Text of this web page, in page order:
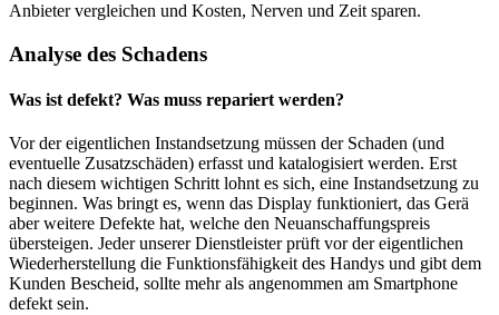
Anbieter vergleichen und Kosten, Nerven und Zeit sparen.
Analyse des Schadens
Was ist defekt? Was muss repariert werden?
Vor der eigentlichen Instandsetzung müssen der Schaden (und
eventuelle Zusatzschäden) erfasst und katalogisiert werden. Erst
nach diesem wichtigen Schritt lohnt es sich, eine Instandsetzung zu
beginnen. Was bringt es, wenn das Display funktioniert, das Gerä
aber weitere Defekte hat, welche den Neuanschaffungspreis
übersteigen. Jeder unserer Dienstleister prüft vor der eigentlichen
Wiederherstellung die Funktionsfähigkeit des Handys und gibt dem
Kunden Bescheid, sollte mehr als angenommen am Smartphone
defekt sein.